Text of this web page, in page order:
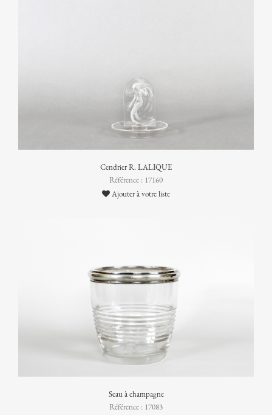
Cendrier R. LALIQUE
Référence : 17160
Ajouter à votre liste
Seau à champagne
Référence : 17083